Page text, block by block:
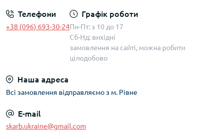
Телефони
+38 (096) 693-30-24
Графік роботи
Пн-Пт: з 10 до 17
Сб-Нд: вихідні
замовлення на сайті, можна робити
цілодобово
Наша адреса
Всі замовлення відправляємо з м. Рівне
E-mail
skarb.ukraine@gmail.com